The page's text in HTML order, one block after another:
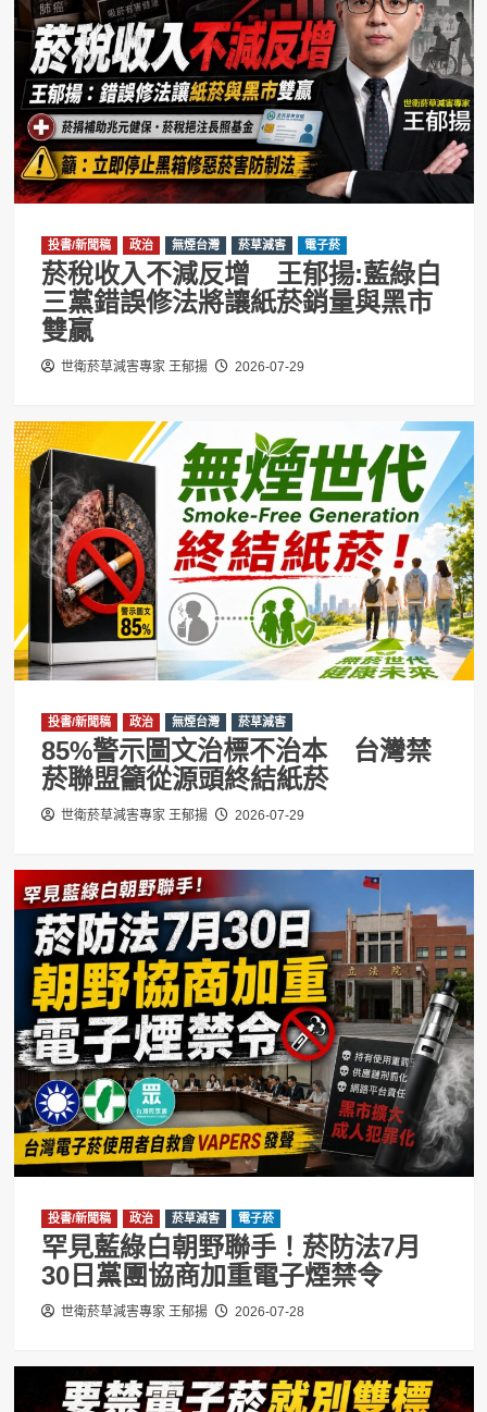
投書/新聞稿 政治 無煙台灣 菸草減害 電子菸
菸稅收入不減反增 王郁揚:藍綠白
三黨錯誤修法將讓紙菸銷量與黑市
雙贏
世衛菸草減害專家 王郁揚 2026-07-29
投書/新聞稿 政治 無煙台灣 菸草減害
85%警示圖文治標不治本 台灣禁
菸聯盟籲從源頭終結紙菸
世衛菸草減害專家 王郁揚 2026-07-29
投書/新聞稿 政治 菸草減害 電子菸
罕見藍綠白朝野聯手！菸防法7月
30日黨團協商加重電子煙禁令
世衛菸草減害專家 王郁揚 2026-07-28